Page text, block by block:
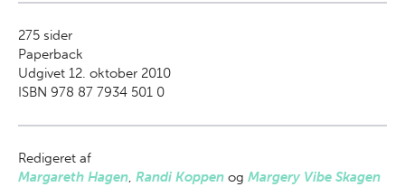
275 sider
Paperback
Udgivet 12. oktober 2010
ISBN 978 87 7934 501 0
Redigeret af
Margareth Hagen, Randi Koppen og Margery Vibe Skagen